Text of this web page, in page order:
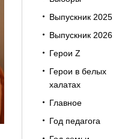
Выпускник 2025
Выпускник 2026
Герои Z
Герои в белых
халатах
Главное
Год педагога